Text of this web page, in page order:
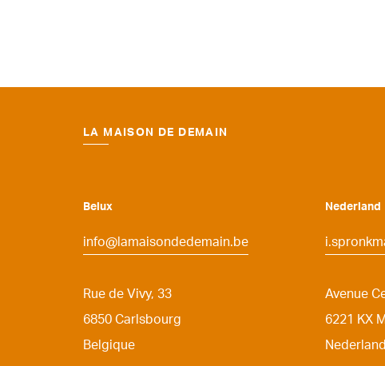
LA MAISON DE DEMAIN
Belux
info@lamaisondedemain.be
Rue de Vivy, 33
6850 Carlsbourg
Belgique
Nederland
Avenue
6221 KX
Nederland